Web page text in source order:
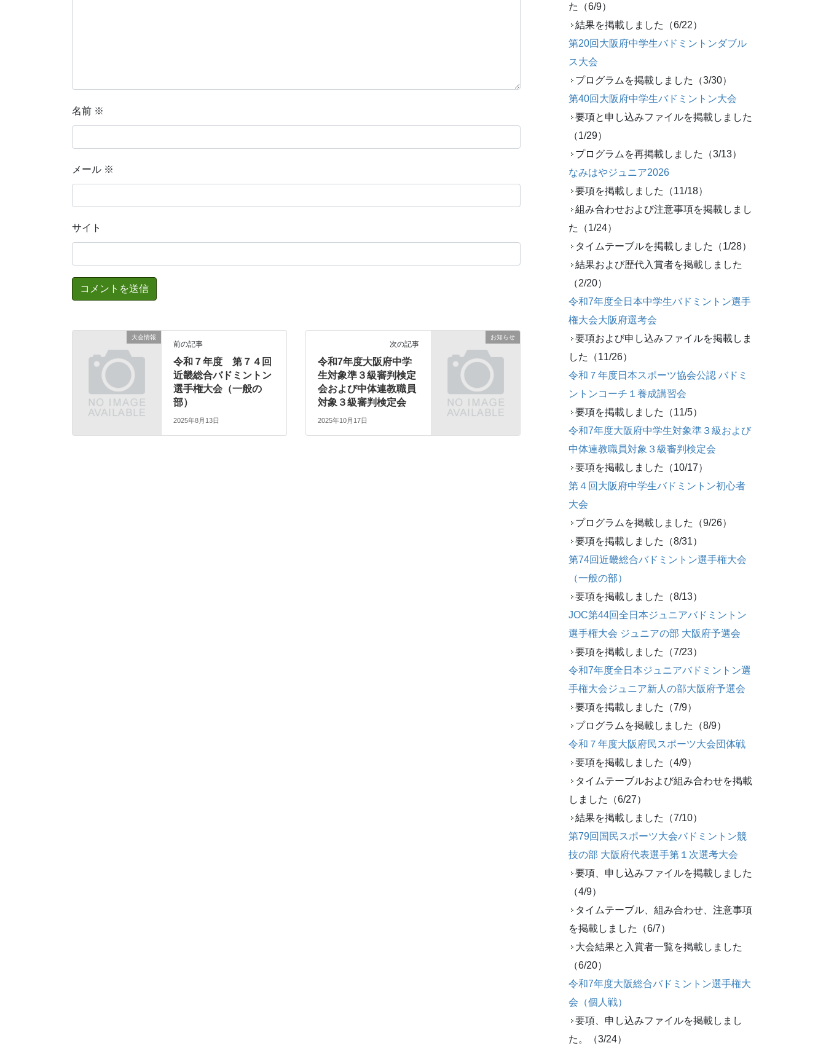
名前 ※
メール ※
サイト
大会情報
前の記事
令和７年度 第７４回
近畿総合バドミントン
選手権大会（一般の
部）
2025年8月13日
お知らせ
次の記事
令和7年度大阪府中学
生対象準３級審判検定
会および中体連教職員
対象３級審判検定会
2025年10月17日
た（6/9）
結果を掲載しました（6/22）
第20回大阪府中学生バドミントンダブル
ス大会
プログラムを掲載しました（3/30）
第40回大阪府中学生バドミントン大会
要項と申し込みファイルを掲載しました
（1/29）
プログラムを再掲載しました（3/13）
なみはやジュニア2026
要項を掲載しました（11/18）
組み合わせおよび注意事項を掲載しまし
た（1/24）
タイムテーブルを掲載しました（1/28）
結果および歴代入賞者を掲載しました
（2/20）
令和7年度全日本中学生バドミントン選手
権大会大阪府選考会
要項および申し込みファイルを掲載しま
した（11/26）
令和７年度日本スポーツ協会公認 バドミ
ントンコーチ１養成講習会
要項を掲載しました（11/5）
令和7年度大阪府中学生対象準３級および
中体連教職員対象３級審判検定会
要項を掲載しました（10/17）
第４回大阪府中学生バドミントン初心者
大会
プログラムを掲載しました（9/26）
要項を掲載しました（8/31）
第74回近畿総合バドミントン選手権大会
（一般の部）
要項を掲載しました（8/13）
JOC第44回全日本ジュニアバドミントン
選手権大会 ジュニアの部 大阪府予選会
要項を掲載しました（7/23）
令和7年度全日本ジュニアバドミントン選
手権大会ジュニア新人の部大阪府予選会
要項を掲載しました（7/9）
プログラムを掲載しました（8/9）
令和７年度大阪府民スポーツ大会団体戦
要項を掲載しました（4/9）
タイムテーブルおよび組み合わせを掲載
しました（6/27）
結果を掲載しました（7/10）
第79回国民スポーツ大会バドミントン競
技の部 大阪府代表選手第１次選考大会
要項、申し込みファイルを掲載しました
（4/9）
タイムテーブル、組み合わせ、注意事項
を掲載しました（6/7）
大会結果と入賞者一覧を掲載しました
（6/20）
令和7年度大阪総合バドミントン選手権大
会（個人戦）
要項、申し込みファイルを掲載しまし
た。（3/24）